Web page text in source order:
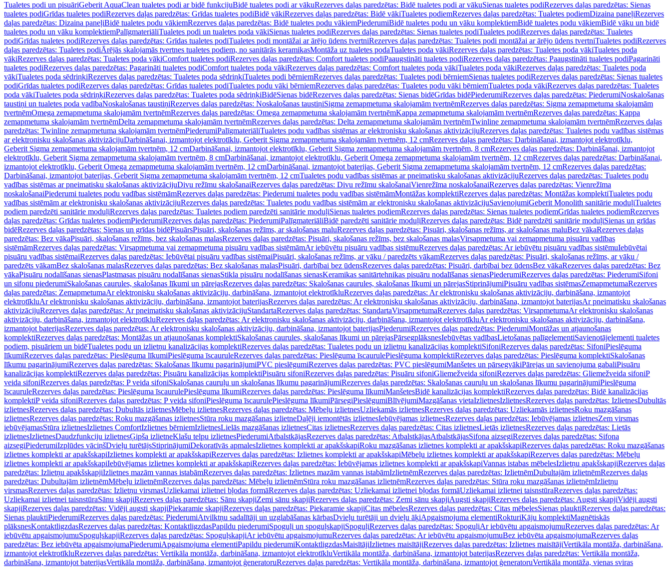
Tualetes podi un pisuāriGeberit AquaClean tualetes podi ar bidē funkcijuBidē tualetes podi ar vākuRezerves daļas paredzētas: Bidē tualetes podi ar vākuSienas tualetes podiRezerves daļas paredzētas: Sienas
tualetes podiGrīdas tualetes podiRezerves daļas paredzētas: Grīdas tualetes podiBidē vākiRezerves daļas paredzētas: Bidē vākiTualetes podiemRezerves daļas paredzētas: Tualetes podiemDizaina paneļiRezerves
daļas paredzētas: Dizaina paneļiBidē tualetes podu vākiemRezerves daļas paredzētas: Bidē tualetes podu vākiemPiederumiBidē tualetes podu un vāku komplektiemBidē tualetes podu vākiemBidē vāku un bidē
tualetes podu un vāku komplektiemPalīgmateriāliTualetes podi un tualetes poda vākiSienas tualetes podiRezerves daļas paredzētas: Sienas tualetes podiTualetes podiRezerves daļas paredzētas: Tualetes
podiGrīdas tualetes podiRezerves daļas paredzētas: Grīdas tualetes podiTualetes podi montāžai ar ārējo ūdens tvertniRezerves daļas paredzētas: Tualetes podi montāžai ar ārējo ūdens tvertniTualetes podiRezerves
daļas paredzētas: Tualetes podiĀrējās skalojamās tvertnes tualetes podiem, no sanitārās keramikasMontāža uz tualetes podaTualetes poda vākiRezerves daļas paredzētas: Tualetes poda vākiTualetes poda
vākiRezerves daļas paredzētas: Tualetes poda vākiComfort tualetes podiRezerves daļas paredzētas: Comfort tualetes podiPaaugstināti tualetes podiRezerves daļas paredzētas: Paaugstināti tualetes podiPagarināti
tualetes podiRezerves daļas paredzētas: Pagarināti tualetes podiComfort tualetes poda vākiRezerves daļas paredzētas: Comfort tualetes poda vākiTualetes poda vākiRezerves daļas paredzētas: Tualetes poda
vākiTualetes poda sēdriņķiRezerves daļas paredzētas: Tualetes poda sēdriņķiTualetes podi bērniemRezerves daļas paredzētas: Tualetes podi bērniemSienas tualetes podiRezerves daļas paredzētas: Sienas tualetes
podiGrīdas tualetes podiRezerves daļas paredzētas: Grīdas tualetes podiTualetes podu vāki bērniemRezerves daļas paredzētas: Tualetes podu vāki bērniemTualetes poda vākiRezerves daļas paredzētas: Tualetes
poda vākiTualetes poda sēdriņķiRezerves daļas paredzētas: Tualetes poda sēdriņķiBidēSienas bidēRezerves daļas paredzētas: Sienas bidēGrīdas bidēPiederumiRezerves daļas paredzētas: PiederumiNoskalošanas
taustiņi un tualetes poda vadībaNoskalošanas taustiņiRezerves daļas paredzētas: Noskalošanas taustiņiSigma zemapmetuma skalojamām tvertnēmRezerves daļas paredzētas: Sigma zemapmetuma skalojamām
tvertnēmOmega zemapmetuma skalojamām tvertnēmRezerves daļas paredzētas: Omega zemapmetuma skalojamām tvertnēmKappa zemapmetuma skalojamām tvertnēmRezerves daļas paredzētas: Kappa
zemapmetuma skalojamām tvertnēmDelta zemapmetuma skalojamām tvertnēmRezerves daļas paredzētas: Delta zemapmetuma skalojamām tvertnēmTwinline zemapmetuma skalojamām tvertnēmRezerves daļas
paredzētas: Twinline zemapmetuma skalojamām tvertnēmPiederumiPalīgmateriāliTualetes podu vadības sistēmas ar elektronisku skalošanas aktivizācijuRezerves daļas paredzētas: Tualetes podu vadības sistēmas
ar elektronisku skalošanas aktivizācijuDarbināšanai, izmantojot elektrotīklu, Geberit Sigma zemapmetuma skalojamām tvertnēm, 12 cmRezerves daļas paredzētas: Darbināšanai, izmantojot elektrotīklu,
Geberit Sigma zemapmetuma skalojamām tvertnēm, 12 cmDarbināšanai, izmantojot elektrotīklu, Geberit Sigma zemapmetuma skalojamām tvertnēm, 8 cmRezerves daļas paredzētas: Darbināšanai, izmantojot
elektrotīklu, Geberit Sigma zemapmetuma skalojamām tvertnēm, 8 cmDarbināšanai, izmantojot elektrotīklu, Geberit Omega zemapmetuma skalojamām tvertnēm, 12 cmRezerves daļas paredzētas: Darbināšanai,
izmantojot elektrotīklu, Geberit Omega zemapmetuma skalojamām tvertnēm, 12 cmDarbināšanai, izmantojot baterijas, Geberit Sigma zemapmetuma skalojamām tvertnēm, 12 cmRezerves daļas paredzētas:
Darbināšanai, izmantojot baterijas, Geberit Sigma zemapmetuma skalojamām tvertnēm, 12 cmTualetes podu vadības sistēmas ar pneimatisku skalošanas aktivizācijuRezerves daļas paredzētas: Tualetes podu
vadības sistēmas ar pneimatisku skalošanas aktivizācijuDivu režīmu skalošanaiRezerves daļas paredzētas: Divu režīmu skalošanaiVienrežīma noskalošanaiRezerves daļas paredzētas: Vienrežīma
noskalošanaiPiederumi tualetes podu vadības sistēmāmRezerves daļas paredzētas: Piederumi tualetes podu vadības sistēmāmMontāžas komplektiRezerves daļas paredzētas: Montāžas komplektiTualetes podu
vadības sistēmām ar elektronisku skalošanas aktivizācijuRezerves daļas paredzētas: Tualetes podu vadības sistēmām ar elektronisku skalošanas aktivizācijuSavienojumiGeberit Monolith sanitārie moduļiTualetes
podiem paredzēti sanitārie moduļiRezerves daļas paredzētas: Tualetes podiem paredzēti sanitārie moduļiSienas tualetes podiemRezerves daļas paredzētas: Sienas tualetes podiemGrīdas tualetes podiemRezerves
daļas paredzētas: Grīdas tualetes podiemPiederumiRezerves daļas paredzētas: PiederumiPalīgmateriāliBidē paredzēti sanitārie moduļiRezerves daļas paredzētas: Bidē paredzēti sanitārie moduļiSienas un grīdas
bidēRezerves daļas paredzētas: Sienas un grīdas bidēPisuārsPisuāri, skalošanas režīms, ar skalošanas maluRezerves daļas paredzētas: Pisuāri, skalošanas režīms, ar skalošanas maluBez vākaRezerves daļas
paredzētas: Bez vākaPisuāri, skalošanas režīms, bez skalošanas malasRezerves daļas paredzētas: Pisuāri, skalošanas režīms, bez skalošanas malasVirsapmetuma vai zemapmetuma pisuāru vadības
sistēmāmRezerves daļas paredzētas: Virsapmetuma vai zemapmetuma pisuāru vadības sistēmāmAr iebūvētu pisuāru vadības sistēmuRezerves daļas paredzētas: Ar iebūvētu pisuāru vadības sistēmuIebūvētai
pisuāru vadības sistēmaiRezerves daļas paredzētas: Iebūvētai pisuāru vadības sistēmaiPisuāri, skalošanas režīms, ar vāku / paredzēts vākamRezerves daļas paredzētas: Pisuāri, skalošanas režīms, ar vāku /
paredzēts vākamBez skalošanas malasRezerves daļas paredzētas: Bez skalošanas malasPisuāri, darbībai bez ūdensRezerves daļas paredzētas: Pisuāri, darbībai bez ūdensBez vākaRezerves daļas paredzētas: Bez
vākaPisuāru nodalīšanas sienasPlastmasas pisuāru nodalīšanas sienasStikla pisuāru nodalīšanas sienasKeramikas sanitārtehnikas pisuāru nodalīšanas sienasPiederumiRezerves daļas paredzētas: PiederumiSifoni
un sifonu piederumiSkalošanas caurules, skalošanas līkumi un pārejasRezerves daļas paredzētas: Skalošanas caurules, skalošanas līkumi un pārejasStiprinājumiPisuāru vadības sistēmasZemapmetumaRezerves
daļas paredzētas: ZemapmetumaAr elektronisku skalošanas aktivizāciju, darbināšana, izmantojot elektrotīkluRezerves daļas paredzētas: Ar elektronisku skalošanas aktivizāciju, darbināšana, izmantojot
elektrotīkluAr elektronisku skalošanas aktivizāciju, darbināšana, izmantojot baterijasRezerves daļas paredzētas: Ar elektronisku skalošanas aktivizāciju, darbināšana, izmantojot baterijasAr pneimatisku skalošanas
aktivizācijuRezerves daļas paredzētas: Ar pneimatisku skalošanas aktivizācijuStandartaRezerves daļas paredzētas: StandartaVirsapmetumaRezerves daļas paredzētas: VirsapmetumaAr elektronisku skalošanas
aktivizāciju, darbināšana, izmantojot elektrotīkluRezerves daļas paredzētas: Ar elektronisku skalošanas aktivizāciju, darbināšana, izmantojot elektrotīkluAr elektronisku skalošanas aktivizāciju, darbināšana,
izmantojot baterijasRezerves daļas paredzētas: Ar elektronisku skalošanas aktivizāciju, darbināšana, izmantojot baterijasPiederumiRezerves daļas paredzētas: PiederumiMontāžas un atjaunošanas
komplektiRezerves daļas paredzētas: Montāžas un atjaunošanas komplektiSkalošanas caurules, skalošanas līkumi un pārejasPārsegplāksnesIebūvētas vadībasLietošanas palīgelementiSavienotājelementi tualetes
podiem, pisuāriem un bidēTualetes podu un izlietņu kanalizācijas komplektiRezerves daļas paredzētas: Tualetes podu un izlietņu kanalizācijas komplektiSifoniRezerves daļas paredzētas: SifoniPieslēguma
līkumiRezerves daļas paredzētas: Pieslēguma līkumiPieslēguma īscauruleRezerves daļas paredzētas: Pieslēguma īscaurulePieslēguma komplektiRezerves daļas paredzētas: Pieslēguma komplektiSkalošanas
līkumu pagarinājumiRezerves daļas paredzētas: Skalošanas līkumu pagarinājumiPVC pieslēgumiRezerves daļas paredzētas: PVC pieslēgumiManšetes un pārsegvākiPārejas un savienojuma gabaliPisuāru
kanalizācijas komplektiRezerves daļas paredzētas: Pisuāru kanalizācijas komplektiPisuāru sifoniRezerves daļas paredzētas: Pisuāru sifoniGliemežveida sifoniRezerves daļas paredzētas: Gliemežveida sifoniP
veida sifoniRezerves daļas paredzētas: P veida sifoniSkalošanas cauruļu un skalošanas līkumu pagarinājumiRezerves daļas paredzētas: Skalošanas cauruļu un skalošanas līkumu pagarinājumiPieslēguma
īscauruleRezerves daļas paredzētas: Pieslēguma īscaurulePieslēguma līkumiRezerves daļas paredzētas: Pieslēguma līkumiManšetesBidē kanalizācijas komplektiRezerves daļas paredzētas: Bidē kanalizācijas
komplektiP veida sifoniRezerves daļas paredzētas: P veida sifoniPieslēguma īscaurulePieslēguma līkumiPārsegiPieslēgumiBlīvējumiMazgāšanas vietaIzlietnesIzlietnesRezerves daļas paredzētas: IzlietnesDubultās
izlietnesRezerves daļas paredzētas: Dubultās izlietnesMēbeļu izlietnesRezerves daļas paredzētas: Mēbeļu izlietnesUzliekamās izlietnesRezerves daļas paredzētas: Uzliekamās izlietnesRoku mazgāšanas
izlietnesRezerves daļas paredzētas: Roku mazgāšanas izlietnesStūra roku mazgāšanas izlietneDaļēji iemontētās izlietnesIebūvējamas izlietnesRezerves daļas paredzētas: Iebūvējamas izlietnesZem virsmas
iebūvējamasStūra izlietnesIzlietnes ComfortIzlietnes bērniemIzlietnesLielās mazgāšanas izlietnesCitas izlietnesRezerves daļas paredzētas: Citas izlietnesLietās izlietnesRezerves daļas paredzētas: Lietās
izlietnesIzlietnesDaudzfunkciju izlietnesĢipša izlietneKlašu telpu izlietnesPiederumiAtbalstkājasRezerves daļas paredzētas: AtbalstkājasAtbalstkājasSifona aizsegiRezerves daļas paredzētas: Sifona
aizsegiPiederumiIzplūdes vāciņšDvieļu turētājsStiprinājumiDekoratīvās apmalesIzlietnes komplekti ar apakšskapiRoku mazgāšanas izlietnes komplekti ar apakšskapiRezerves daļas paredzētas: Roku mazgāšanas
izlietnes komplekti ar apakšskapiIzlietnes komplekti ar apakšskapiRezerves daļas paredzētas: Izlietnes komplekti ar apakšskapiMēbeļu izlietnes komplekti ar apakšskapiRezerves daļas paredzētas: Mēbeļu
izlietnes komplekti ar apakšskapiIebūvējamas izlietnes komplekti ar apakšskapiRezerves daļas paredzētas: Iebūvējamas izlietnes komplekti ar apakšskapiVannas istabas mēbelesIzlietņu apakšskapjiRezerves daļas
paredzētas: Izlietņu apakšskapjiIzlietnes mazām vannas istabāmRezerves daļas paredzētas: Izlietnes mazām vannas istabāmIzlietnēmRezerves daļas paredzētas: IzlietnēmDubultajām izlietnēmRezerves daļas
paredzētas: Dubultajām izlietnēmMēbeļu izlietnēmRezerves daļas paredzētas: Mēbeļu izlietnēmStūra roku mazgāšanas izlietnēmRezerves daļas paredzētas: Stūra roku mazgāšanas izlietnēmIzlietņu
virsmasRezerves daļas paredzētas: Izlietņu virsmasUzliekamai izlietnei bļodas formāRezerves daļas paredzētas: Uzliekamai izlietnei bļodas formāUzliekamai izlietnei taisnstūraRezerves daļas paredzētas:
Uzliekamai izlietnei taisnstūraSānu skapjiRezerves daļas paredzētas: Sānu skapjiZemi sānu skapjiRezerves daļas paredzētas: Zemi sānu skapjiAugsti skapjiRezerves daļas paredzētas: Augsti skapjiVidēji augsti
skapjiRezerves daļas paredzētas: Vidēji augsti skapjiPiekaramie skapjiRezerves daļas paredzētas: Piekaramie skapjiCitas mēbelesRezerves daļas paredzētas: Citas mēbelesSienas plauktiRezerves daļas paredzētas:
Sienas plauktiPiederumiRezerves daļas paredzētas: PiederumiAtvilktņu sadalītāji un uzglabāšanas kārbasDvieļu turētāji un dvieļu āķiApgaismojuma elementiRokturiKāju komplektiMagnētiskās
plāksnesKontaktligzdasRezerves daļas paredzētas: KontaktligzdasPapildu piederumiSpoguļi un spoguļskapjiSpoguļiRezerves daļas paredzētas: SpoguļiAr iebūvētu apgaismojumuRezerves daļas paredzētas: Ar
iebūvētu apgaismojumuSpoguļskapjiRezerves daļas paredzētas: SpoguļskapjiAr iebūvētu apgaismojumuRezerves daļas paredzētas: Ar iebūvētu apgaismojumuBez iebūvēta apgaismojumaRezerves daļas
paredzētas: Bez iebūvēta apgaismojumaPiederumiApgaismojuma elementiPapildu piederumiKontaktligzdasMaisītājiIzlietnes maisītājiRezerves daļas paredzētas: Izlietnes maisītājiVertikāla montāža, darbināšana,
izmantojot elektrotīkluRezerves daļas paredzētas: Vertikāla montāža, darbināšana, izmantojot elektrotīkluVertikāla montāža, darbināšana, izmantojot baterijasRezerves daļas paredzētas: Vertikāla montāža,
darbināšana, izmantojot baterijasVertikāla montāža, darbināšana, izmantojot ģeneratoruRezerves daļas paredzētas: Vertikāla montāža, darbināšana, izmantojot ģeneratoruVertikāla montāža, vienas sviras